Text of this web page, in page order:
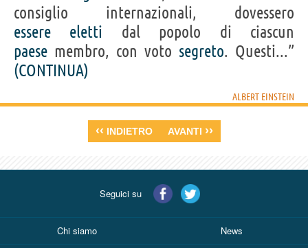
consiglio internazionali, dovessero
essere
eletti dal popolo di ciascun
paese membro, con voto segreto. Questi...”
(CONTINUA)
ALBERT EINSTEIN
‹‹ INDIETRO AVANTI ››
Seguici su
Chi siamo News